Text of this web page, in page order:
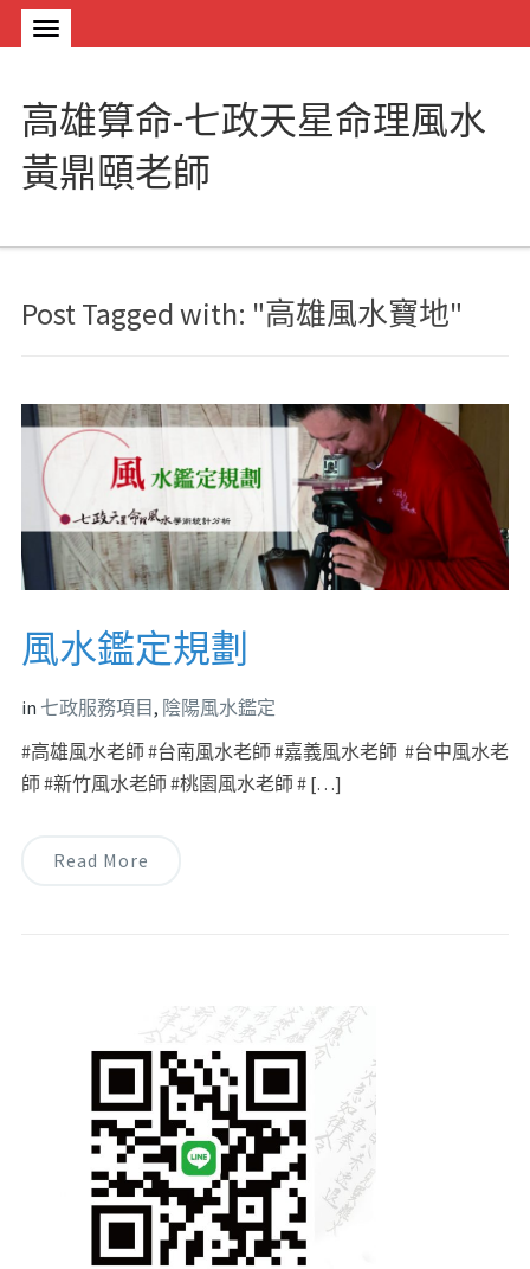
高雄算命-七政天星命理風水
黃鼎頤老師
Post Tagged with: "高雄風水寶地"
風水鑑定規劃
in 七政服務項目 , 陰陽風水鑑定
#高雄風水老師 #台南風水老師 #嘉義風水老師 #台中風水老
師 #新竹風水老師 #桃園風水老師 # […]
Read More